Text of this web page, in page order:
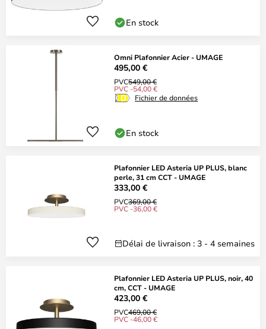
En stock
Omni Plafonnier Acier - UMAGE
495,00 €
PVC549,00 €
PVC -54,00 €
Fichier de données
En stock
Plafonnier LED Asteria UP PLUS, blanc
perle, 31 cm CCT - UMAGE
333,00 €
PVC369,00 €
PVC -36,00 €
Délai de livraison : 3 - 4 semaines
Plafonnier LED Asteria UP PLUS, noir, 40
cm, CCT - UMAGE
423,00 €
PVC469,00 €
PVC -46,00 €